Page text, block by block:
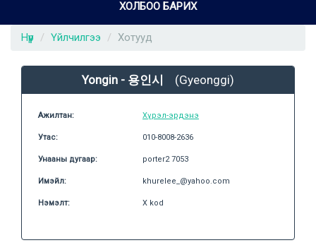
ХОЛБОО БАРИХ
Нүүр Үйлчилгээ Хотууд
Yongin - 용인시 (Gyeonggi)
Ажилтан: Хүрэл-эрдэнэ
Утас: 010-8008-2636
Унааны дугаар: porter2 7053
Имэйл: khurelee_@yahoo.com
Нэмэлт: X kod